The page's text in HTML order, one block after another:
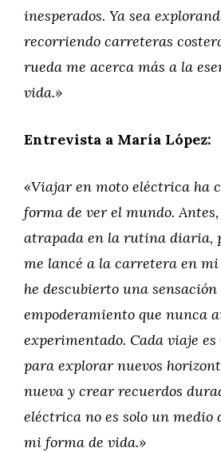
inesperados. Ya sea
recorriendo carreteras
rueda me acerca más a la
vida.»
Entrevista a María López:
«Viajar en moto eléctrica ha
forma de ver el mundo.
atrapada en la rutina diaria,
me lancé a la carretera en
he descubierto una
empoderamiento que nunca
experimentado. Cada viaje
para explorar nuevos
nueva y crear recuerdos
eléctrica no es solo un medio
mi forma de vida.»